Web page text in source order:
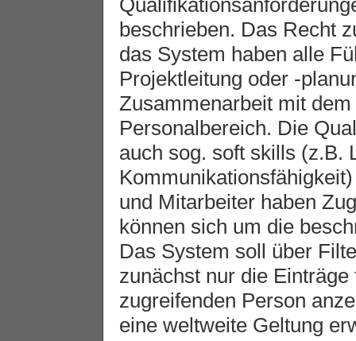
beschrieben. Das Recht
das System haben alle
Projektleitung oder -
Zusammenarbeit mit
Personalbereich. Die
auch sog. soft skills (z.B.
und Mitarbeiter haben
können sich um die
Das System soll über
zunächst nur die
zugreifenden Person
eine weltweite Geltung